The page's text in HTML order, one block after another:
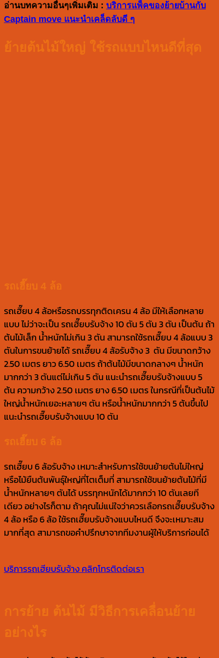
อ่านบทความอื่นๆเพิ่มเติม : บริการแพ็คของย้ายบ้านกับ
Captain move แนะนำเคล็ดลับดี ๆ
ย้ายต้นไม้ใหญ่ ใช้รถแบบไหนดีที่สุด
รถเฮี๊ยบ 4 ล้อ
รถเฮี๊ยบ 4 ล้อหรือรถบรรทุกติดเครน 4 ล้อ มีให้เลือกหลาย
แบบ ไม่ว่าจะเป็น รถเฮี๊ยบรับจ้าง 10 ตัน 5 ตัน 3 ตัน เป็นต้น ถ้า
ต้นไม้เล็ก น้ำหนักไม่เกิน 3 ตัน สามารถใช้รถเฮี๊ยบ 4 ล้อแบบ 3
ตันในการขนย้ายได้ รถเฮี๊ยบ 4 ล้อรับจ้าง 3 ตัน มีขนาดกว้าง
2.50 เมตร ยาว 6.50 เมตร ถ้าต้นไม้มีขนาดกลางๆ น้ำหนัก
มากกว่า 3 ตันแต่ไม่เกิน 5 ตัน แนะนำรถเฮี๊ยบรับจ้างแบบ 5
ต้น ความกว้าง 2.50 เมตร ยาง 6.50 เมตร ในกรณีที่เป็นต้นไม้
ใหญ่น้ำหนักเยอะหลายๆ ตัน หรือน้ำหนักมากกว่า 5 ต้นขึ้นไป
แนะนำรถเฮี๊ยบรับจ้างแบบ 10 ตัน
รถเฮี๊ยบ 6 ล้อ
รถเฮี๊ยบ 6 ล้อรับจ้าง เหมาะสำหรับการใช้ขนย้ายต้นไม่ใหญ่
หรือไม้ยืนต้นพันธุ์ใหญ่ที่โตเต็มที่ สามารถใช้ขนย้ายต้นไม้ที่มี
น้ำหนักหลายๆ ตันได้ บรรทุกหนักได้มากกว่า 10 ตันเลยที
เดียว อย่างไรก็ตาม ถ้าคุณไม่แน่ใจว่าควรเลือกรถเฮี๊ยบรับจ้าง
4 ล้อ หรือ 6 ล้อ ใช้รถเฮี๊ยบรับจ้างแบบไหนดี จึงจะเหมาะสม
มากที่สุด สามารถขอคำปรึกษาจากทีมงานผู้ให้บริการก่อนได้
บริการรถเฮียบรับจ้างคลิกโทรติดต่อเรา
การย้าย ต้นไม้ มีวิธีการเคลื่อนย้าย
อย่างไร